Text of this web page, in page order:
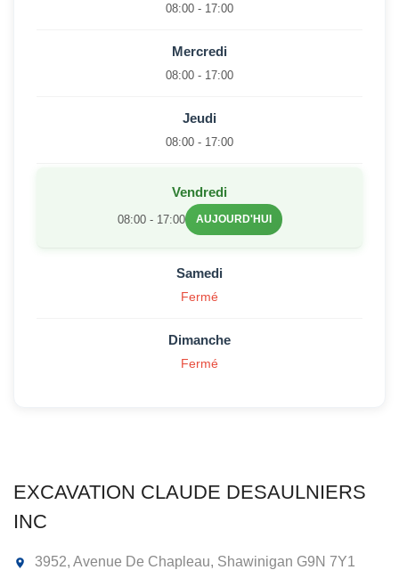
08:00 - 17:00
Mercredi
08:00 - 17:00
Jeudi
08:00 - 17:00
Vendredi
08:00 - 17:00 AUJOURD'HUI
Samedi
Fermé
Dimanche
Fermé